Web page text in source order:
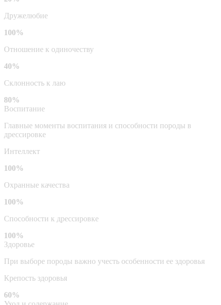
Дружелюбие
100%
Отношение к одиночеству
40%
Склонность к лаю
80%
Воспитание
Главные моменты воспитания и способности породы в
дрессировке
Интеллект
100%
Охранные качества
100%
Способности к дрессировке
100%
Здоровье
При выборе породы важно учесть особенности ее здоровья
Крепость здоровья
60%